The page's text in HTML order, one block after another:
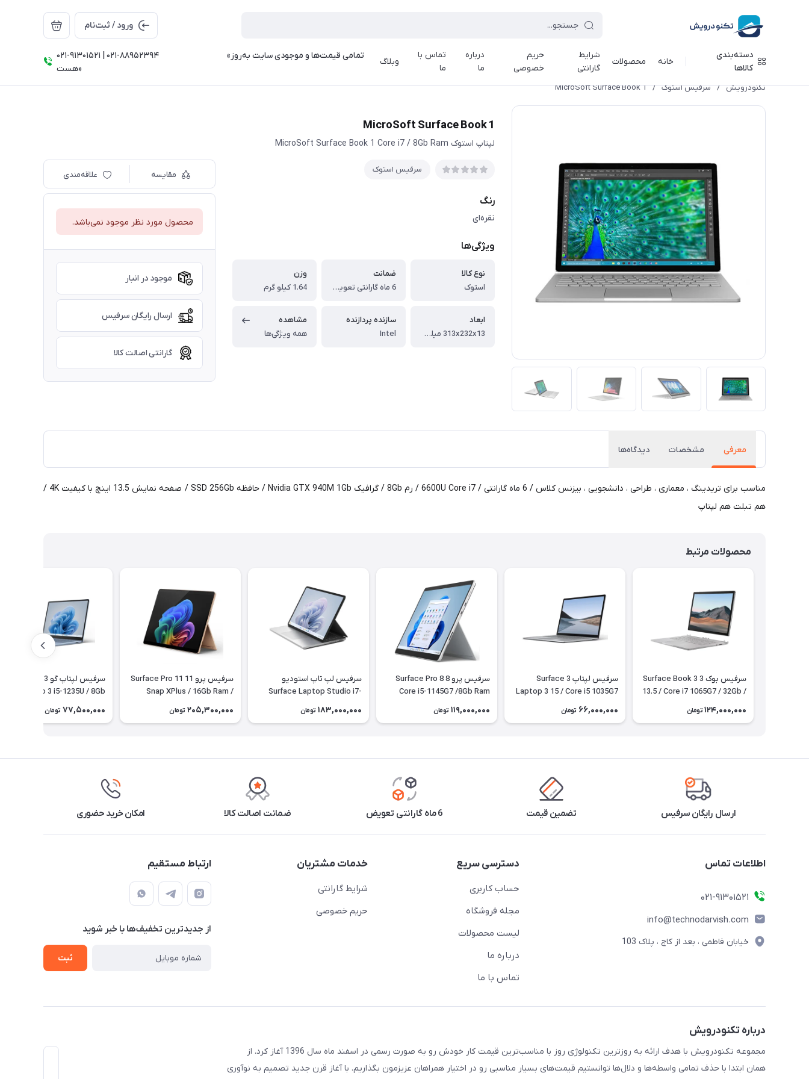
ورود / ثبت‌نام
دسته‌بندی
کالاها
خانه محصولات
شرایط
گارانتی
حریم
خصوصی
درباره
ما
تماس با
ما
وبلاگ
021-91301521 | 021-88952394 ⠀⠀⠀⠀⠀⠀⠀⠀⠀⠀⠀«تمامی قیمت‌ها و موجودی سایت به‌روز
هست»
تکنودرویش / سرفیس استوک /
MicroSoft Surface Book 1
MicroSoft Surface Book 1
لپتاپ استوک MicroSoft Surface Book 1 Core i7 / 8Gb Ram
سرفیس استوک
رنگ
نقره‌ای
ویژگی‌ها
نوع کالا
استوک
ضمانت
6 ماه گارانتی تعویض
وزن
1.64 کیلو گرم
ابعاد
313x232x13 میلی‌متر
سازنده پردازنده
Intel
مشاهده
همه ویژگی‌ها
مقایسه علاقه‌مندی
محصول مورد نظر موجود نمی‌باشد.
موجود در انبار
ارسال رایگان سرفیس
گارانتی اصالت کالا
معرفی مشخصات دیدگاه‌ها
مناسب برای تریدینگ ، معماری ، طراحی ، دانشجویی ، بیزنس کلاس / 6 ماه گارانتی / 6600U Core i7 / رم 8Gb / گرافیک Nvidia GTX 940M 1Gb / حافظه SSD 256Gb / صفحه نمایش 13.5 اینچ با کیفیت 4K /
هم تبلت هم لپتاپ
محصولات مرتبط
سرفیس بوک 3 Surface Book 3
13.5 / Core i7 1065G7 / 32Gb /
124,000,000 تومان
سرفیس لپتاپ 3 Surface
Laptop 3 15 / Core i5 1035G7
/ 8Gb / 256Gb
66,000,000 تومان
سرفیس پرو 8 Surface Pro 8
Core i5-1145G7 /8Gb Ram
/256Gb SSD LTE + کیبورد
119,000,000 تومان
سرفیس لپ تاپ استودیو
Surface Laptop Studio i7-
11370H / 16Gb RAM / 512Gb
SSD / 4Gb
183,000,000 تومان
سرفیس پرو 11 Surface Pro 11
Snap XPlus / 16Gb Ram /
512Gb SSD + کیبورد
205,300,000 تومان
Laptop Go 3 i5-1235U / 8Gb
Ram / 256Gb SSD
77,500,000 تومان
ارسال رایگان سرفیس تضمین قیمت 6 ماه گارانتی تعویض ضمانت اصالت کالا امکان خرید حضوری
اطلاعات تماس
021-91301521
info@technodarvish.com
خیابان فاطمی ، بعد از کاج ، پلاک 103
دسترسی سریع
حساب کاربری
مجله فروشگاه
لیست محصولات
درباره ما
تماس با ما
خدمات مشتریان
شرایط گارانتی
حریم خصوصی
ارتباط مستقیم
از جدید‌ترین تخفیف‌ها با‌ خبر شوید
ثبت
درباره تکنودرویش
مجموعه تکنودرویش با هدف ارائه به روزترین تکنولوژی روز با مناسب‌ترین قیمت کار خودش رو به صورت رسمی در اسفند ماه سال 1396 آغاز کرد. از
همان ابتدا با حذف تمامی واسطه‌ها و دلال‌ها توانستیم قیمت‌های بسیار مناسبی رو در اختیار همراهان عزیزمون بگذاریم. با آغاز قرن جدید تصمیم به نوآوری